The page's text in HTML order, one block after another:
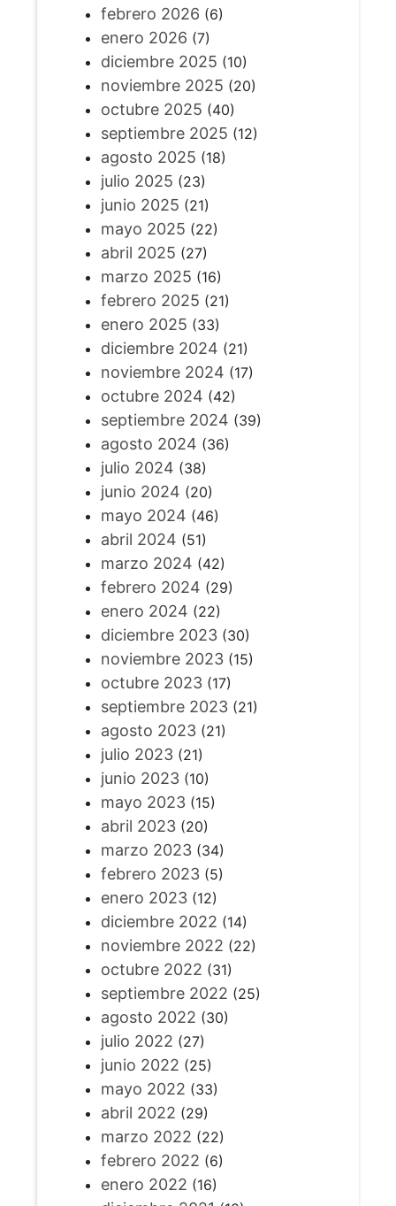
febrero 2026 (6)
enero 2026 (7)
diciembre 2025 (10)
noviembre 2025 (20)
octubre 2025 (40)
septiembre 2025 (12)
agosto 2025 (18)
julio 2025 (23)
junio 2025 (21)
mayo 2025 (22)
abril 2025 (27)
marzo 2025 (16)
febrero 2025 (21)
enero 2025 (33)
diciembre 2024 (21)
noviembre 2024 (17)
octubre 2024 (42)
septiembre 2024 (39)
agosto 2024 (36)
julio 2024 (38)
junio 2024 (20)
mayo 2024 (46)
abril 2024 (51)
marzo 2024 (42)
febrero 2024 (29)
enero 2024 (22)
diciembre 2023(30)
noviembre 2023(15)
octubre 2023(17)
septiembre 2023(21)
agosto 2023(21)
julio 2023(21)
junio 2023(10)
mayo 2023(15)
abril 2023(20)
marzo 2023(34)
febrero 2023(5)
enero 2023(12)
diciembre 2022 (14)
noviembre 2022 (22)
octubre 2022 (31)
septiembre 2022 (25)
agosto 2022 (30)
julio 2022 (27)
junio 2022 (25)
mayo 2022 (33)
abril 2022 (29)
marzo 2022 (22)
febrero 2022 (6)
enero 2022 (16)